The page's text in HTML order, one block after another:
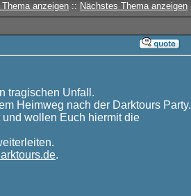
anzeigen :: Nächstes Thema anzeigen
tragischen Unfall.
Heimweg nach der Darktours Party.
wollen Euch hiermit die
.